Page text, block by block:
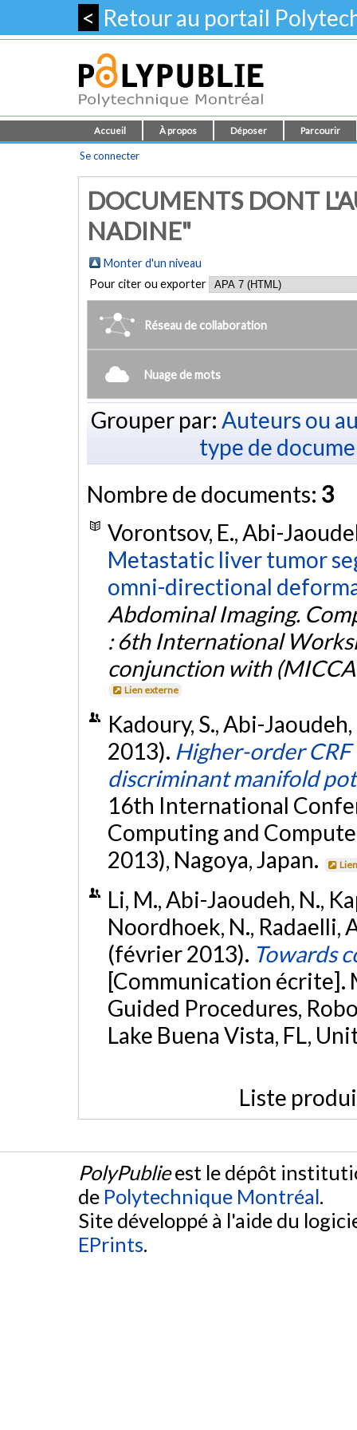
< Retour au portail
Accueil À propos Déposer Parcourir
Se connecter
DOCUMENTS DONT
NADINE"
Monter d'un niveau
Pour citer ou exporter
Réseau de collaboration
Nuage de mots
Grouper par: Auteurs ou
type de
Nombre de documents: 3
Vorontsov, E., Abi-
Metastatic liver tumor
omni-directional
Abdominal Imaging.
: 6th International
conjunction with
Lien externe
Kadoury, S., Abi-
2013). Higher-order
discriminant manifold
16th International
Computing and
2013), Nagoya, Japan.
Li, M., Abi-Jaoudeh, N.,
Noordhoek, N., Radaelli,
(février 2013). Towards
[Communication écrite].
Guided Procedures,
Lake Buena Vista, FL,
Liste
PolyPublieest le dépôt
de Polytechnique Montréal.
Site développé à l'aide du
EPrints.